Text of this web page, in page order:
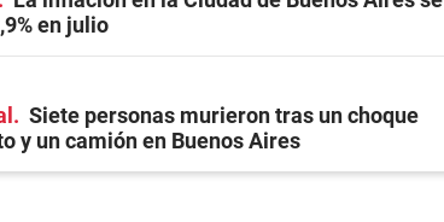
en julio
Siete personas murieron tras un choque
y un camión en Buenos Aires